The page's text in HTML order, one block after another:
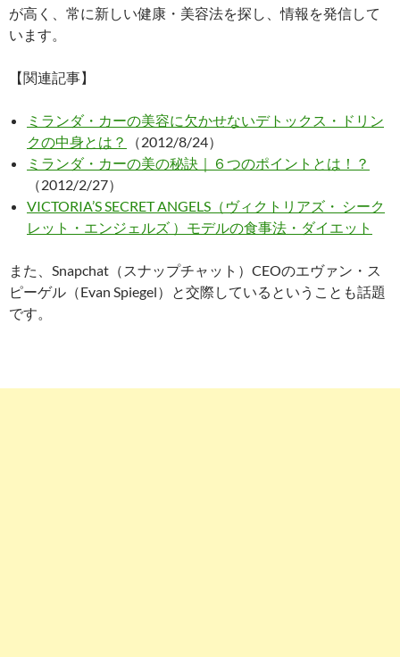
が高く、常に新しい健康・美容法を探し、情報を発信して
います。
【関連記事】
ミランダ・カーの美容に欠かせないデトックス・ドリン
クの中身とは？
（2012/8/24）
ミランダ・カーの美の秘訣｜６つのポイントとは！？
（2012/2/27）
VICTORIA’S SECRET ANGELS（ヴィクトリアズ・ シーク
レット・エンジェルズ ）モデルの食事法・ダイエット
また、Snapchat（スナップチャット）CEOのエヴァン・ス
ピーゲル（Evan Spiegel）と交際しているということも話題
です。